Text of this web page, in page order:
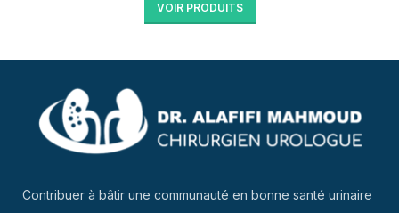
VOIR PRODUITS
Contribuer à bâtir une communauté en bonne santé urinaire